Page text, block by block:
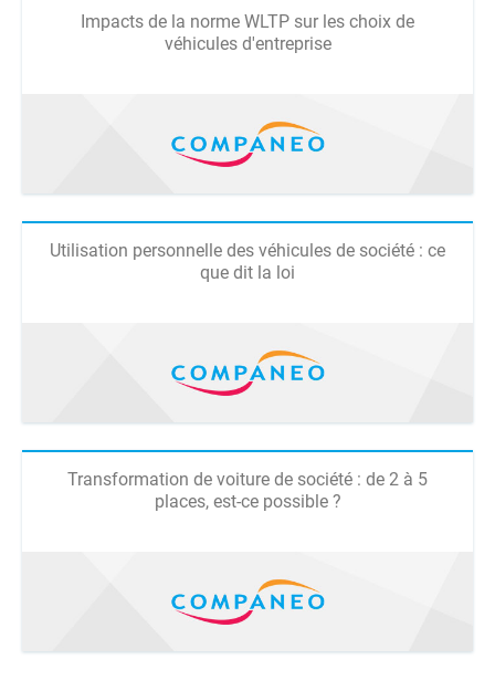
Impacts de la norme WLTP sur les choix de
véhicules d'entreprise
Utilisation personnelle des véhicules de société : ce
que dit la loi
Transformation de voiture de société : de 2 à 5
places, est-ce possible ?